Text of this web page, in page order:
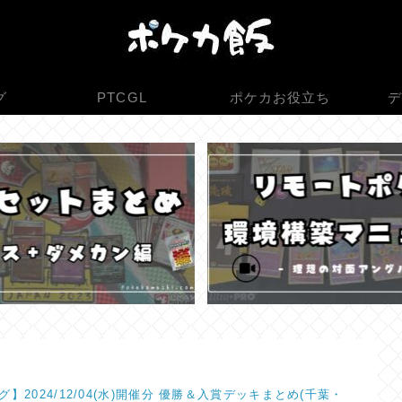
PTCGL ポケカお役立ち
】2024/12/04(水)開催分 優勝＆入賞デッキまとめ(千葉・